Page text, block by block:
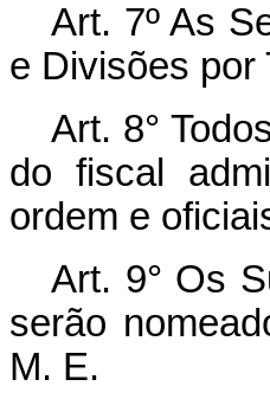
Art. 7º As
e Divisões por
Art. 8°
do fiscal
ordem e
Art. 9° Os
serão
M. E.